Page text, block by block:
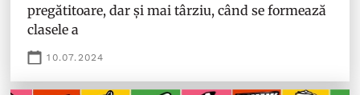
pregătitoare, dar și mai târziu, când se formează
clasele a
10.07.2024